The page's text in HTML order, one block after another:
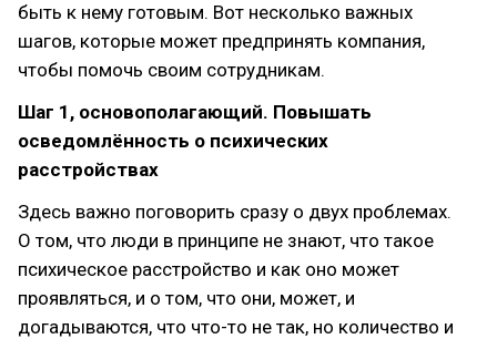
быть к нему готовым. Вот несколько важных
шагов, которые может предпринять компания,
чтобы помочь своим сотрудникам.
Шаг 1, основополагающий. Повышать
осведомлённость о психических
расстройствах
Здесь важно поговорить сразу о двух проблемах.
О том, что люди в принципе не знают, что такое
психическое расстройство и как оно может
проявляться, и о том, что они, может, и
догадываются, что что-то не так, но количество и